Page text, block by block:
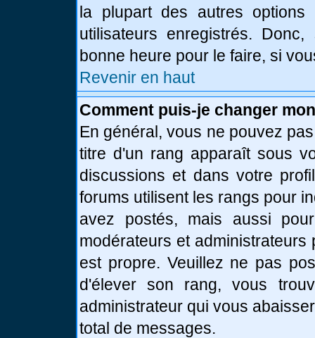
la plupart des autres options
utilisateurs enregistrés.
bonne heure pour le faire, si
Revenir en haut
Comment puis-je changer
En général, vous ne pouvez
titre d'un rang apparaît sous
discussions et dans votre
forums utilisent les rangs pour
avez postés, mais aussi
modérateurs et
est propre. Veuillez ne pas
d'élever son rang, vous
administrateur qui vous
total de messages.